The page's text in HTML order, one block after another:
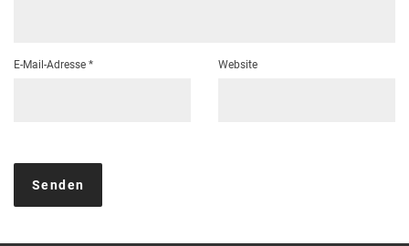
E-Mail-Adresse * Website